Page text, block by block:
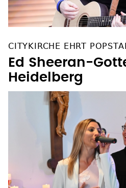
CITYKIRCHE EHRT
Ed Sheeran-
Heidelberg